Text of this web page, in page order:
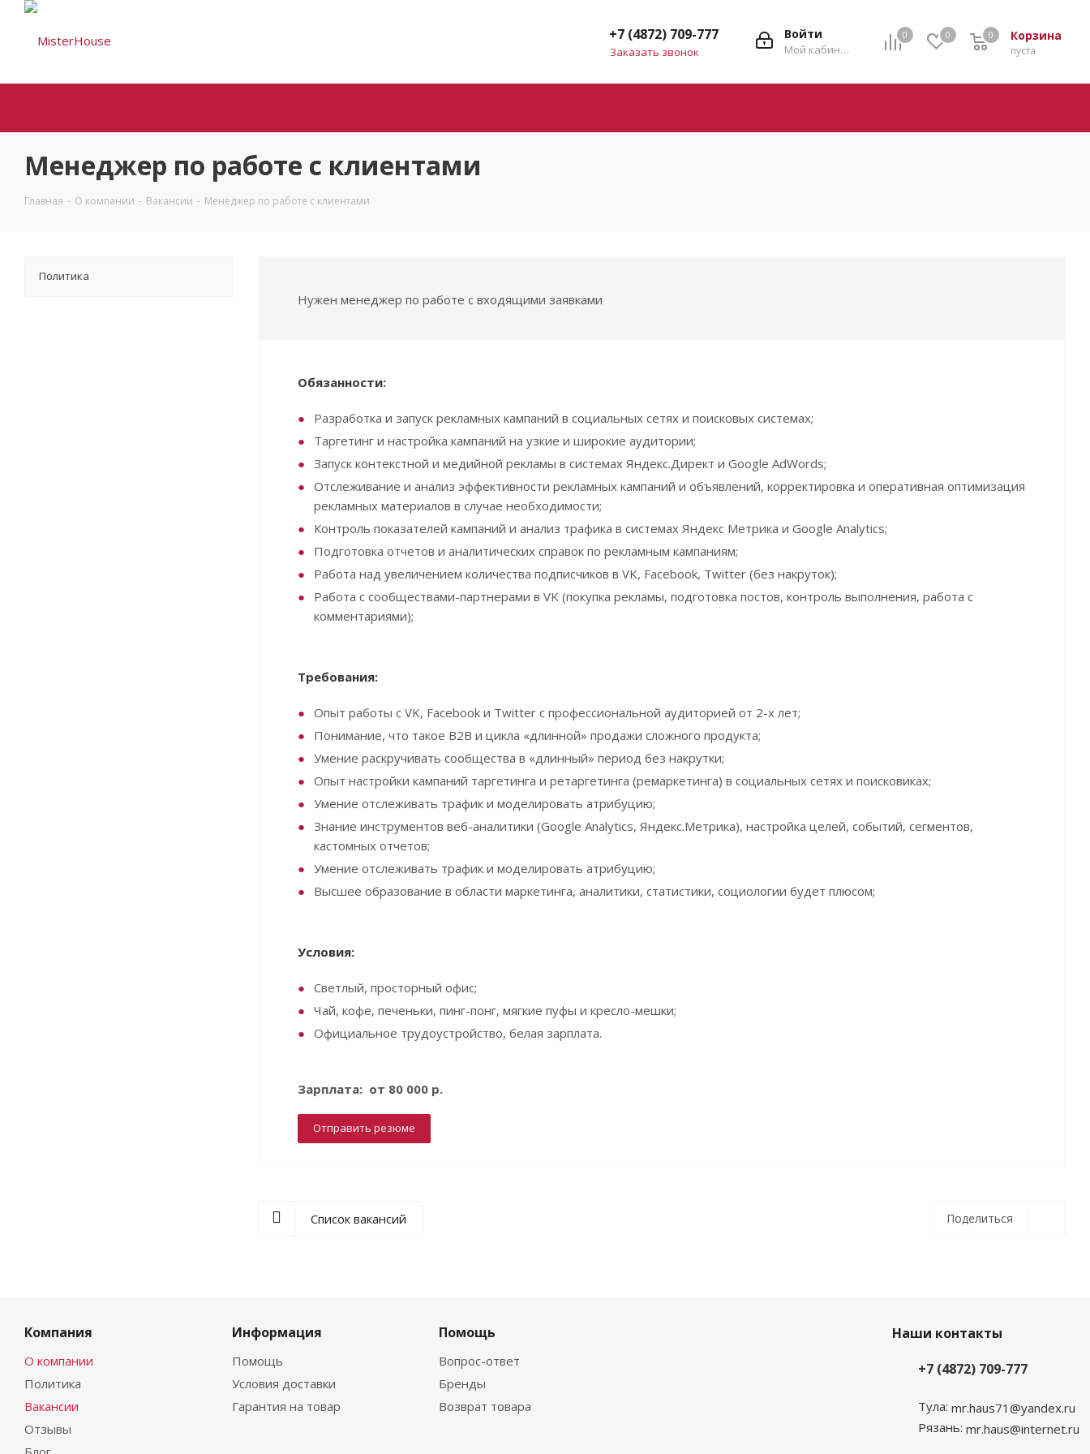
0 0 Корзина
0
пуста
0
Войти
Мой кабинет
+7 (4872) 709-777
Заказать звонок
Менеджер по работе с клиентами
Главная - О компании - Вакансии - Менеджер по работе с клиентами
Нужен менеджер по работе с входящими заявками
Обязанности:
Разработка и запуск рекламных кампаний в социальных сетях и поисковых системах;
Таргетинг и настройка кампаний на узкие и широкие аудитории;
Запуск контекстной и медийной рекламы в системах Яндекс.Директ и Google AdWords;
Отслеживание и анализ эффективности рекламных кампаний и объявлений, корректировка и оперативная оптимизация
рекламных материалов в случае необходимости;
Контроль показателей кампаний и анализ трафика в системах Яндекс Метрика и Google Analytics;
Подготовка отчетов и аналитических справок по рекламным кампаниям;
Работа над увеличением количества подписчиков в VK, Facebook, Twitter (без накруток);
Работа с сообществами-партнерами в VK (покупка рекламы, подготовка постов, контроль выполнения, работа с
комментариями);
Требования:
Опыт работы с VK, Facebook и Twitter с профессиональной аудиторией от 2-х лет;
Понимание, что такое В2В и цикла «длинной» продажи сложного продукта;
Умение раскручивать сообщества в «длинный» период без накрутки;
Опыт настройки кампаний таргетинга и ретаргетинга (ремаркетинга) в социальных сетях и поисковиках;
Умение отслеживать трафик и моделировать атрибуцию;
Знание инструментов веб-аналитики (Google Analytics, Яндекс.Метрика), настройка целей, событий, сегментов,
кастомных отчетов;
Умение отслеживать трафик и моделировать атрибуцию;
Высшее образование в области маркетинга, аналитики, статистики, социологии будет плюсом;
Условия:
Светлый, просторный офис;
Чай, кофе, печеньки, пинг-понг, мягкие пуфы и кресло-мешки;
Официальное трудоустройство, белая зарплата.
Зарплата: от 80 000 р.
Отправить резюме
Поделиться
Список вакансий
Политика
Компания
О компании
Политика
Вакансии
Отзывы
Информация
Помощь
Условия доставки
Гарантия на товар
Помощь
Вопрос-ответ
Бренды
Возврат товара
Наши контакты
+7 (4872) 709-777
Тула: mr.haus71@yandex.ru
Рязань: mr.haus@internet.ru